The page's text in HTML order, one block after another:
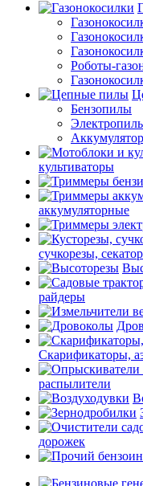
Роботы-
Бензопилы
культиваторы
аккумуляторные
сучкорезы,
райдеры
Скарификаторы,
распылители
дорожек